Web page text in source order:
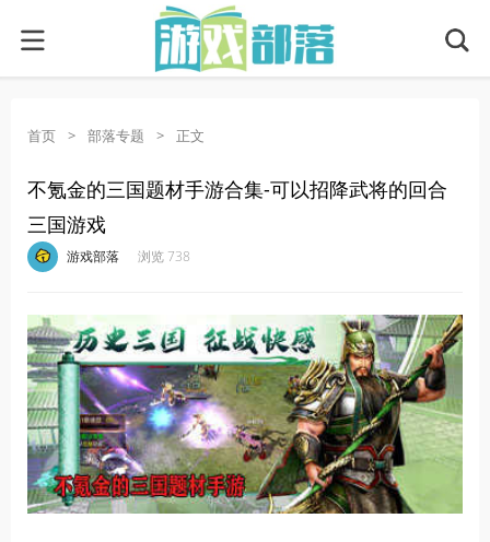
首页 > 部落专题 > 正文
不氪金的三国题材手游合集-可以招降武将的回合
三国游戏
游戏部落 浏览 738